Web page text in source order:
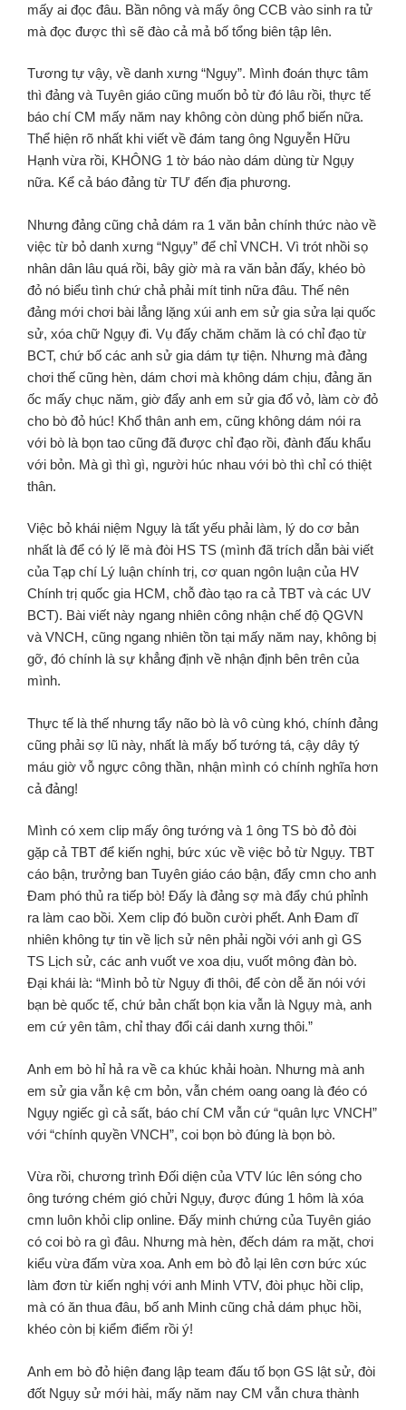
mấy ai đọc đâu. Bần nông và mấy ông CCB vào sinh ra tử
mà đọc được thì sẽ đào cả mả bố tổng biên tập lên.
Tương tự vậy, về danh xưng “Ngụy”. Mình đoán thực tâm
thì đảng và Tuyên giáo cũng muốn bỏ từ đó lâu rồi, thực tế
báo chí CM mấy năm nay không còn dùng phổ biến nữa.
Thể hiện rõ nhất khi viết về đám tang ông Nguyễn Hữu
Hạnh vừa rồi, KHÔNG 1 tờ báo nào dám dùng từ Ngụy
nữa. Kể cả báo đảng từ TƯ đến địa phương.
Nhưng đảng cũng chả dám ra 1 văn bản chính thức nào về
việc từ bỏ danh xưng “Ngụy” để chỉ VNCH. Vì trót nhồi sọ
nhân dân lâu quá rồi, bây giờ mà ra văn bản đấy, khéo bò
đỏ nó biểu tình chứ chả phải mít tinh nữa đâu. Thế nên
đảng mới chơi bài lẳng lặng xúi anh em sử gia sửa lại quốc
sử, xóa chữ Ngụy đi. Vụ đấy chăm chăm là có chỉ đạo từ
BCT, chứ bố các anh sử gia dám tự tiện. Nhưng mà đảng
chơi thế cũng hèn, dám chơi mà không dám chịu, đảng ăn
ốc mấy chục năm, giờ đẩy anh em sử gia đổ vỏ, làm cờ đỏ
cho bò đỏ húc! Khổ thân anh em, cũng không dám nói ra
với bò là bọn tao cũng đã được chỉ đạo rồi, đành đấu khẩu
với bỏn. Mà gì thì gì, người húc nhau với bò thì chỉ có thiệt
thân.
Việc bỏ khái niệm Ngụy là tất yếu phải làm, lý do cơ bản
nhất là để có lý lẽ mà đòi HS TS (mình đã trích dẫn bài viết
của Tạp chí Lý luận chính trị, cơ quan ngôn luận của HV
Chính trị quốc gia HCM, chỗ đào tạo ra cả TBT và các UV
BCT). Bài viết này ngang nhiên công nhận chế độ QGVN
và VNCH, cũng ngang nhiên tồn tại mấy năm nay, không bị
gỡ, đó chính là sự khẳng định về nhận định bên trên của
mình.
Thực tế là thế nhưng tẩy não bò là vô cùng khó, chính đảng
cũng phải sợ lũ này, nhất là mấy bố tướng tá, cậy dây tý
máu giờ vỗ ngực công thần, nhận mình có chính nghĩa hơn
cả đảng!
Mình có xem clip mấy ông tướng và 1 ông TS bò đỏ đòi
gặp cả TBT để kiến nghị, bức xúc về việc bỏ từ Ngụy. TBT
cáo bận, trưởng ban Tuyên giáo cáo bận, đẩy cmn cho anh
Đam phó thủ ra tiếp bò! Đấy là đảng sợ mà đẩy chú phỉnh
ra làm cao bồi. Xem clip đó buồn cười phết. Anh Đam dĩ
nhiên không tự tin về lịch sử nên phải ngồi với anh gì GS
TS Lịch sử, các anh vuốt ve xoa dịu, vuốt mông đàn bò.
Đại khái là: “Mình bỏ từ Ngụy đi thôi, để còn dễ ăn nói với
bạn bè quốc tế, chứ bản chất bọn kia vẫn là Ngụy mà, anh
em cứ yên tâm, chỉ thay đổi cái danh xưng thôi.”
Anh em bò hỉ hả ra về ca khúc khải hoàn. Nhưng mà anh
em sử gia vẫn kệ cm bỏn, vẫn chém oang oang là đéo có
Ngụy ngiếc gì cả sất, báo chí CM vẫn cứ “quân lực VNCH”
với “chính quyền VNCH”, coi bọn bò đúng là bọn bò.
Vừa rồi, chương trình Đối diện của VTV lúc lên sóng cho
ông tướng chém gió chửi Ngụy, được đúng 1 hôm là xóa
cmn luôn khỏi clip online. Đấy minh chứng của Tuyên giáo
có coi bò ra gì đâu. Nhưng mà hèn, đếch dám ra mặt, chơi
kiểu vừa đấm vừa xoa. Anh em bò đỏ lại lên cơn bức xúc
làm đơn từ kiến nghị với anh Minh VTV, đòi phục hồi clip,
mà có ăn thua đâu, bố anh Minh cũng chả dám phục hồi,
khéo còn bị kiểm điểm rồi ý!
Anh em bò đỏ hiện đang lập team đấu tố bọn GS lật sử, đòi
đốt Ngụy sử mới hài, mấy năm nay CM vẫn chưa thành